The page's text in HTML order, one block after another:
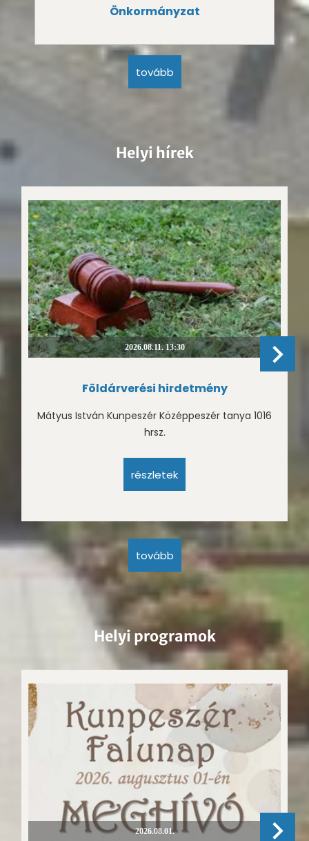
Önkormányzat
tovább
Helyi hírek
2026.08.11. 13:30
Földárverési hirdetmény
Mátyus István Kunpeszér Középpeszér tanya 1016
hrsz.
részletek
tovább
Helyi programok
2026.08.01.